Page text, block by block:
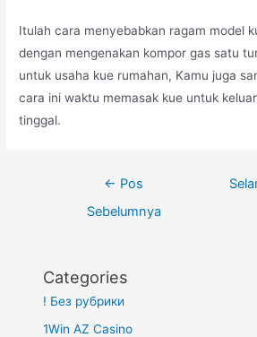
Itulah cara menyebabkan ragam model
dengan mengenakan kompor gas satu
untuk usaha kue rumahan, Kamu juga
cara ini waktu memasak kue untuk
tinggal.
← Pos
Sebelumnya
Categories
! Без рубрики
1Win AZ Casino